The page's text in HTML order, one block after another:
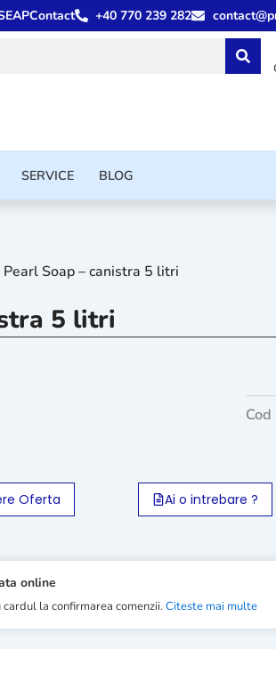
+40 770 239 282
Contact
SERVICE BLOG
Soap – canistra 5 litri
5 litri
Oferta Ai o intrebare ?
online
cardul la confirmarea comenzii.Citeste mai multe